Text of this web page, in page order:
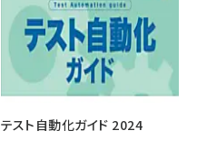
テスト自動化ガイド 2024